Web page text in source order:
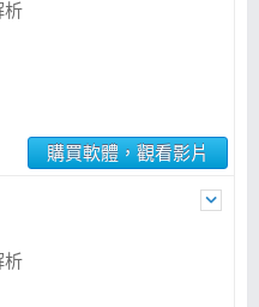
析
購買軟體，觀看影片
析